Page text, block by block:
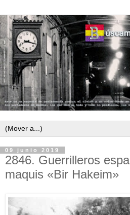
09 junio 2019
2846. Guerrilleros
maquis «Bir Hakeim»